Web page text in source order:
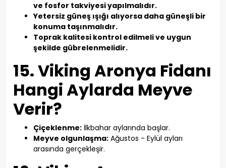
ve fosfor takviyesi yapılmalıdır.
Yetersiz güneş ışığı alıyorsa daha güneşli bir
konuma taşınmalıdır.
Toprak kalitesi kontrol edilmeli ve uygun
şekilde gübrelenmelidir.
15. Viking Aronya Fidanı
Hangi Aylarda Meyve
Verir?
Çiçeklenme: İlkbahar aylarında başlar.
Meyve olgunlaşma: Ağustos - Eylül ayları
arasında gerçekleşir.